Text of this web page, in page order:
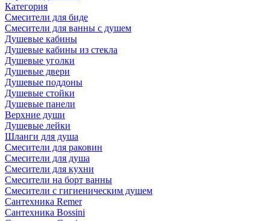
Категория
Смесители для биде
Смесители для ванны с душем
Душевые кабины
Душевые кабины из стекла
Душевые уголки
Душевые двери
Душевые поддоны
Душевые стойки
Душевые панели
Верхние души
Душевые лейки
Шланги для душа
Смесители для раковин
Смесители для душа
Смесители для кухни
Смесители на борт ванны
Смесители с гигиеническим душем
Сантехника Remer
Сантехника Bossini